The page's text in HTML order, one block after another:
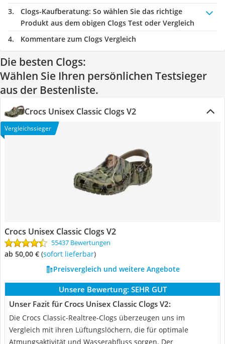
Clogs-Kaufberatung: So wählen Sie das richtige
Produkt aus dem obigen Clogs Test oder Vergleich
Kommentare zum Clogs Vergleich
Die besten Clogs:
Wählen Sie Ihren persönlichen Testsieger
aus der Bestenliste.
Crocs Unisex Classic Clogs V2
Vergleichssieger
Crocs Unisex Classic Clogs V2
55437 Bewertungen
ab 50,00 € ( Sofort lieferbar)
Preisvergleich und weitere Angebote
Unsere Bewertung: SEHR GUT
Unser Fazit für Crocs Unisex Classic Clogs V2:
Die Crocs Classic-Realtree-Clogs überzeugen uns im
Vergleich mit ihren Lüftungslöchern, die für optimale
Atmungsaktivität und Wasserabfluss sorgen. Der